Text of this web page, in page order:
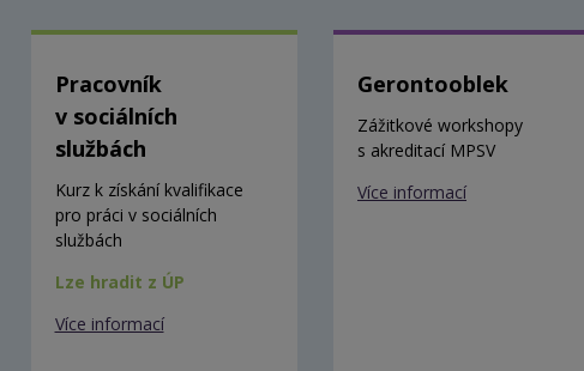
Pracovník
v sociálních
službách
Kurz k získání kvalifikace
pro práci v sociálních
službách
Lze hradit z ÚP
Více informací
Gerontooblek
Zážitkové workshopy
s akreditací MPSV
Více informací